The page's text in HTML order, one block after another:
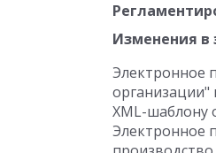
Изменения в
Электронное
организации"
XML-шаблону
Электронное